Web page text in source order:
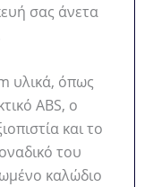
σας άνετα
υλικά, όπως
ABS, ο
και το
του
καλώδιο